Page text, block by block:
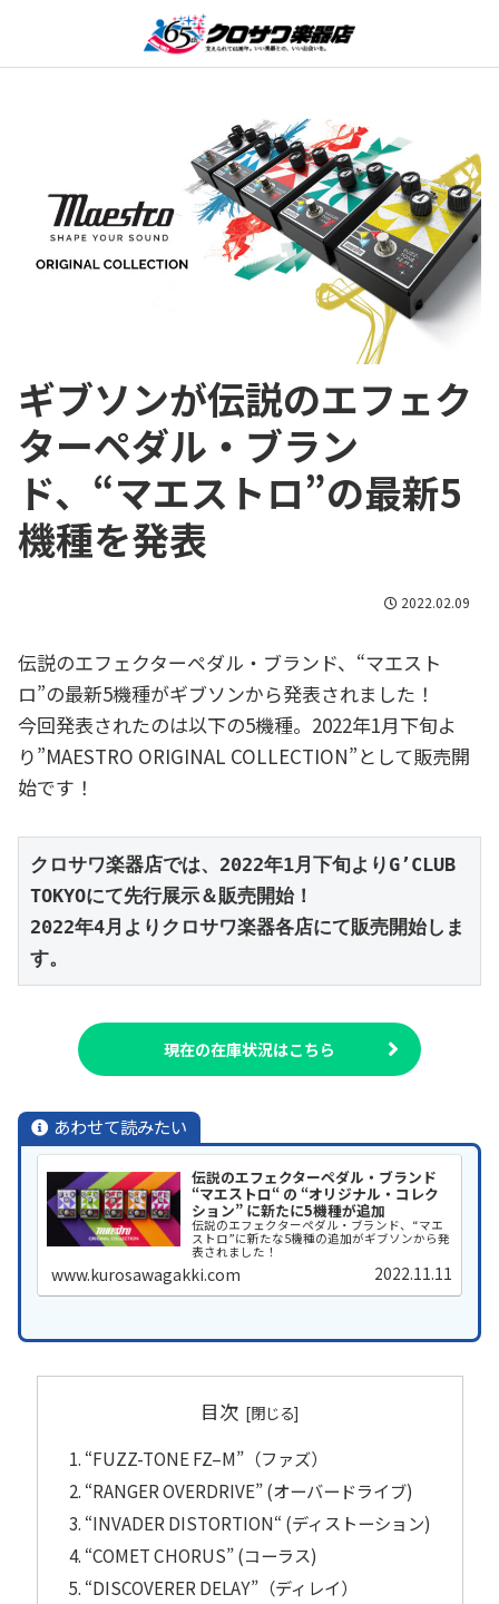
ギブソンが伝説のエフェク
ターペダル・ブラン
ド、“マエストロ”の最新5
機種を発表
2022.02.09
伝説のエフェクターペダル・ブランド、“マエスト
ロ”の最新5機種がギブソンから発表されました！
今回発表されたのは以下の5機種。2022年1月下旬よ
り”MAESTRO ORIGINAL COLLECTION”として販売開
始です！
クロサワ楽器店では、2022年1月下旬よりG’CLUB
TOKYOにて先行展示＆販売開始！
2022年4月よりクロサワ楽器各店にて販売開始しま
す。
現在の在庫状況はこちら
あわせて読みたい
伝説のエフェクターペダル・ブランド
“マエストロ“ の “オリジナル・コレク
ション” に新たに5機種が追加
伝説のエフェクターペダル・ブランド、“マエ
ストロ”に新たな5機種の追加がギブソンから発
表されました！
www.kurosawagakki.com 2022.11.11
目次
“FUZZ-TONE FZ–M”（ファズ）
“RANGER OVERDRIVE” (オーバードライブ)
“INVADER DISTORTION“ (ディストーション)
“COMET CHORUS” (コーラス)
“DISCOVERER DELAY”（ディレイ）